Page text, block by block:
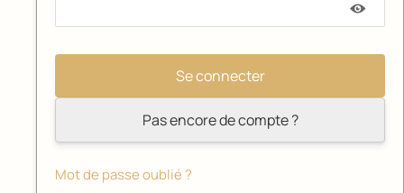
Pas encore de compte ?
Mot de passe oublié ?